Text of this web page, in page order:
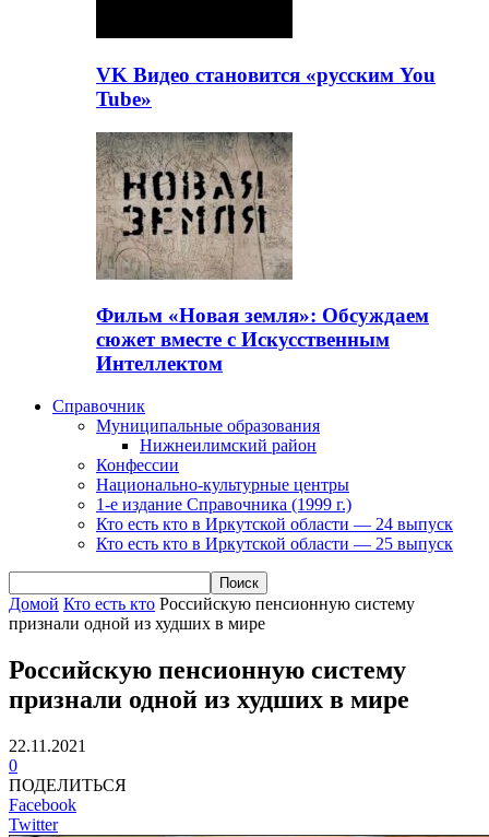
VK Видео становится «русским You
Tube»
Фильм «Новая земля»: Обсуждаем
сюжет вместе с Искусственным
Интеллектом
Справочник
Муниципальные образования
Нижнеилимский район
Конфессии
Национально-культурные центры
1-е издание Справочника (1999 г.)
Кто есть кто в Иркутской области — 24 выпуск
Кто есть кто в Иркутской области — 25 выпуск
Домой Кто есть кто Российскую пенсионную систему
признали одной из худших в мире
Российскую пенсионную систему
признали одной из худших в мире
22.11.2021
0
ПОДЕЛИТЬСЯ
Facebook
Twitter